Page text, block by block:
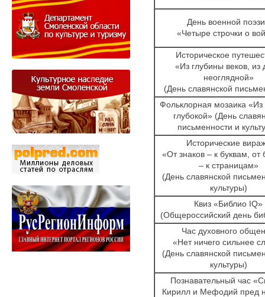
День военной
«Четыре строчки о
Историческое
«Из глубины веков, из
неоглядной»
(День славянской
Фольклорная мозаика «Из
глубокой» (День
письменности и
Исторические
«От знаков – к буквам, от
– к страницам»
(День славянской
культуры)
Квиз «Библио IQ»
(Общероссийский день
Час духовного
«Нет ничего сильнее
(День славянской
культуры)
Познавательный час
Кирилл и Мефодий пред